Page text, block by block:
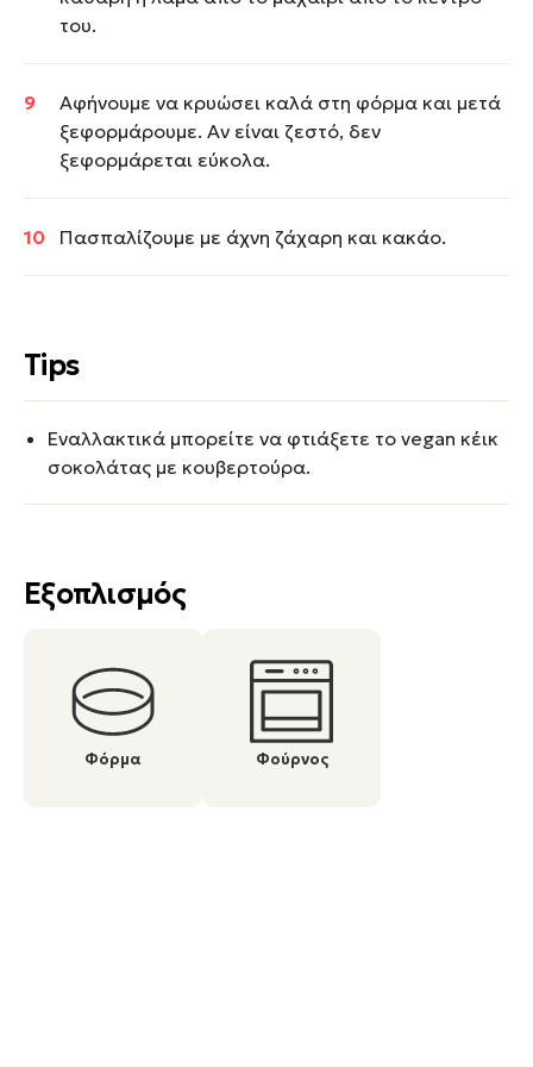
Εξοπλισμός
Φόρμα Φούρνος
του.
Αφήνουμε να κρυώσει καλά στη φόρμα και μετά
ξεφορμάρουμε. Αν είναι ζεστό, δεν
ξεφορμάρεται εύκολα.
Πασπαλίζουμε με άχνη ζάχαρη και κακάο.
Tips
Εναλλακτικά μπορείτε να φτιάξετε το vegan κέικ
σοκολάτας με κουβερτούρα.